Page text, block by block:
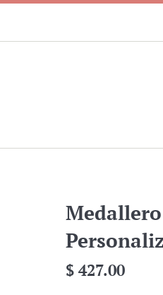
Precio
$ 427.00